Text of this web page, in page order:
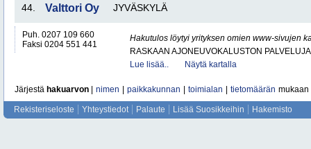
44. Valttori Oy JYVÄSKYLÄ
Puh. 0207 109 660
Faksi 0204 551 441
Hakutulos löytyi yrityksen omien www-sivujen
RASKAAN AJONEUVOKALUSTON
Lue lisää..
Näytä kartalla
Järjestä hakuarvon nimen paikkakunnan toimialan tietomäärän mukaan
Rekisteriseloste Yhteystiedot Palaute Lisää Suosikkeihin Hakemisto